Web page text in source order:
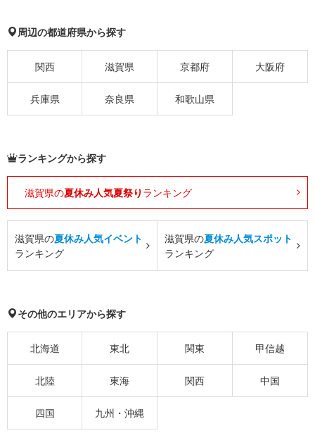
周辺の都道府県から探す
関西 滋賀県 京都府 大阪府
兵庫県 奈良県 和歌山県
ランキングから探す
滋賀県の夏休み人気夏祭り ランキング
滋賀県の夏休み人気イベント
ランキング
滋賀県の夏休み人気スポット
ランキング
その他のエリアから探す
北海道 東北 関東 甲信越
北陸 東海 関西 中国
四国 九州・沖縄